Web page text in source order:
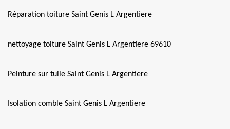
Réparation toiture Saint Genis L Argentiere
nettoyage toiture Saint Genis L Argentiere 69610
Peinture sur tuile Saint Genis L Argentiere
Isolation comble Saint Genis L Argentiere